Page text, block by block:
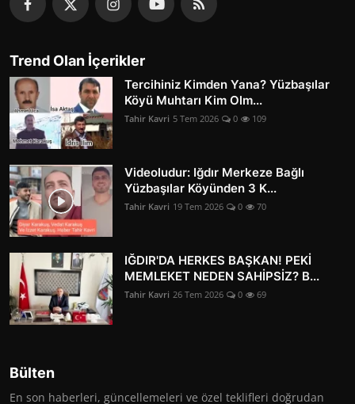
Trend Olan İçerikler
Tercihiniz Kimden Yana? Yüzbaşılar
Köyü Muhtarı Kim Olm...
Tahir Kavri 5 Tem 2026 0 109
Videoludur: Iğdır Merkeze Bağlı
Yüzbaşılar Köyünden 3 K...
Tahir Kavri 19 Tem 2026 0 70
IĞDIR'DA HERKES BAŞKAN! PEKİ
MEMLEKET NEDEN SAHİPSİZ? B...
Tahir Kavri 26 Tem 2026 0 69
Bülten
En son haberleri, güncellemeleri ve özel teklifleri doğrudan